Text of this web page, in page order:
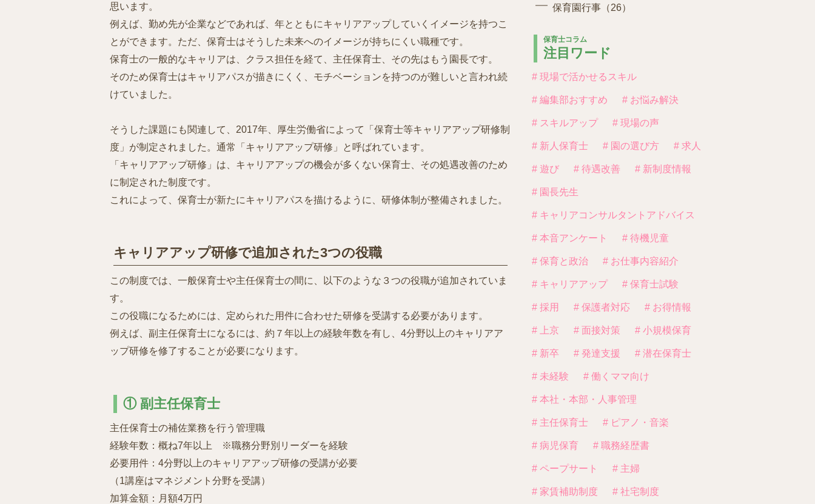
思います。
例えば、勤め先が企業などであれば、年とともにキャリアアップしていくイメージを持つこ
とができます。ただ、保育士はそうした未来へのイメージが持ちにくい職種です。
保育士の一般的なキャリアは、クラス担任を経て、主任保育士、その先はもう園長です。
そのため保育士はキャリアパスが描きにくく、モチベーションを持つのが難しいと言われ続
けていました。
そうした課題にも関連して、2017年、厚生労働省によって「保育士等キャリアアップ研修制
度」が制定されました。通常「キャリアアップ研修」と呼ばれています。
「キャリアアップ研修」は、キャリアアップの機会が多くない保育士、その処遇改善のため
に制定された制度です。
これによって、保育士が新たにキャリアパスを描けるように、研修体制が整備されました。
キャリアアップ研修で追加された3つの役職
この制度では、一般保育士や主任保育士の間に、以下のような３つの役職が追加されていま
す。
この役職になるためには、定められた用件に合わせた研修を受講する必要があります。
例えば、副主任保育士になるには、約７年以上の経験年数を有し、4分野以上のキャリアア
ップ研修を修了することが必要になります。
① 副主任保育士
主任保育士の補佐業務を行う管理職
経験年数：概ね7年以上 ※職務分野別リーダーを経験
必要用件：4分野以上のキャリアアップ研修の受講が必要
（1講座はマネジメント分野を受講）
加算金額：月額4万円
保育園行事（26）
保育士コラム
注目ワード
# 現場で活かせるスキル
# 編集部おすすめ # お悩み解決
# スキルアップ # 現場の声
# 新人保育士 # 園の選び方 # 求人
# 遊び # 待遇改善 # 新制度情報
# 園長先生
# キャリアコンサルタントアドバイス
# 本音アンケート # 待機児童
# 保育と政治 # お仕事内容紹介
# キャリアアップ # 保育士試験
# 採用 # 保護者対応 # お得情報
# 上京 # 面接対策 # 小規模保育
# 新卒 # 発達支援 # 潜在保育士
# 未経験 # 働くママ向け
# 本社・本部・人事管理
# 主任保育士 # ピアノ・音楽
# 病児保育 # 職務経歴書
# ペープサート # 主婦
# 家賃補助制度 # 社宅制度